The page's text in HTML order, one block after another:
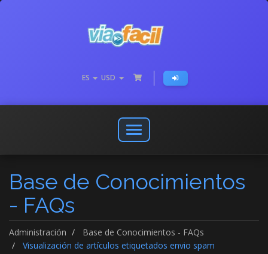
ES USD
Abrir
o
menú
de
Base de Conocimientos
- FAQs
Administración
Base de Conocimientos - FAQs
Visualización de artículos etiquetados envio spam